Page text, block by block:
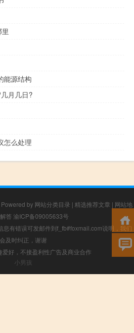
能源结构
月几日?
怎么处理
Powered by 网站分类目录 | 精选推荐文章 | 网站地
答 渝ICP备09005633号
息有错误可发邮件到f_fb#foxmail.com说明，我们
会及时纠正，谢谢
好，不接盈利性广告及商业合作
小男孩